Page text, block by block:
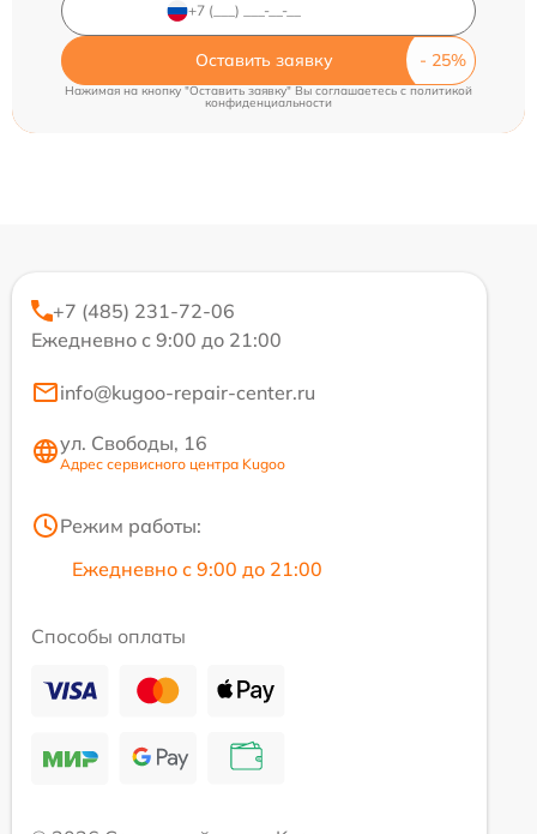
Оставить заявку
Нажимая на кнопку "Оставить заявку" Вы соглашаетесь cполитикой
конфиденциальности
+7 (485) 231-72-06
Ежедневно с 9:00 до 21:00
info@kugoo-repair-center.ru
ул. Свободы, 16
Адрес сервисного центра Kugoo
Режим работы:
Ежедневно с 9:00 до 21:00
Способы оплаты